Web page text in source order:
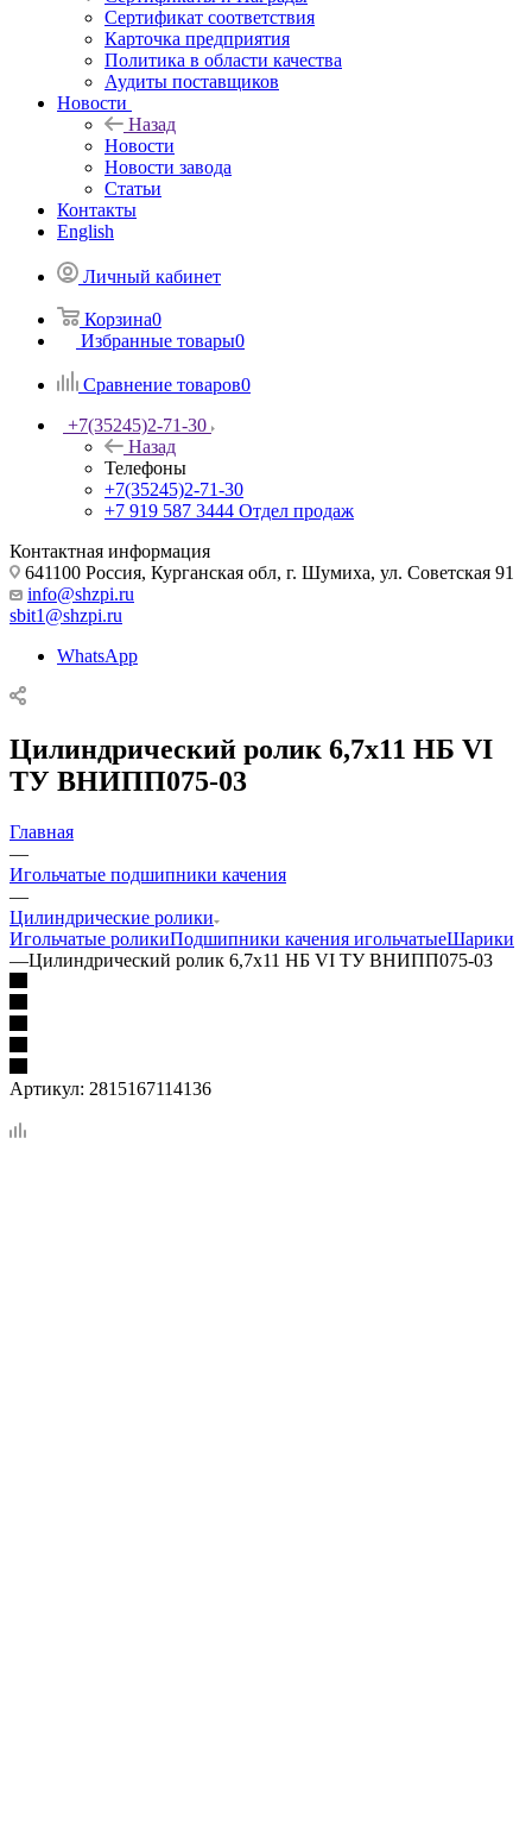
Сертификат соответствия
Карточка предприятия
Политика в области качества
Аудиты поставщиков
Новости
Назад
Новости
Новости завода
Статьи
Контакты
English
Личный кабинет
Корзина0
Избранные товары0
Сравнение товаров0
+7(35245)2-71-30
Назад
Телефоны
+7(35245)2-71-30
+7 919 587 3444 Отдел продаж
Контактная информация
641100 Россия, Курганская обл, г. Шумиха, ул. Советская 91
info@shzpi.ru
sbit1@shzpi.ru
WhatsApp
Цилиндрический ролик 6,7х11 НБ VI
ТУ ВНИПП075-03
Главная
—
Игольчатые подшипники качения
—
Цилиндрические ролики
Игольчатые роликиПодшипники качения игольчатыеШарики
—Цилиндрический ролик 6,7х11 НБ VI ТУ ВНИПП075-03
Артикул: 2815167114136